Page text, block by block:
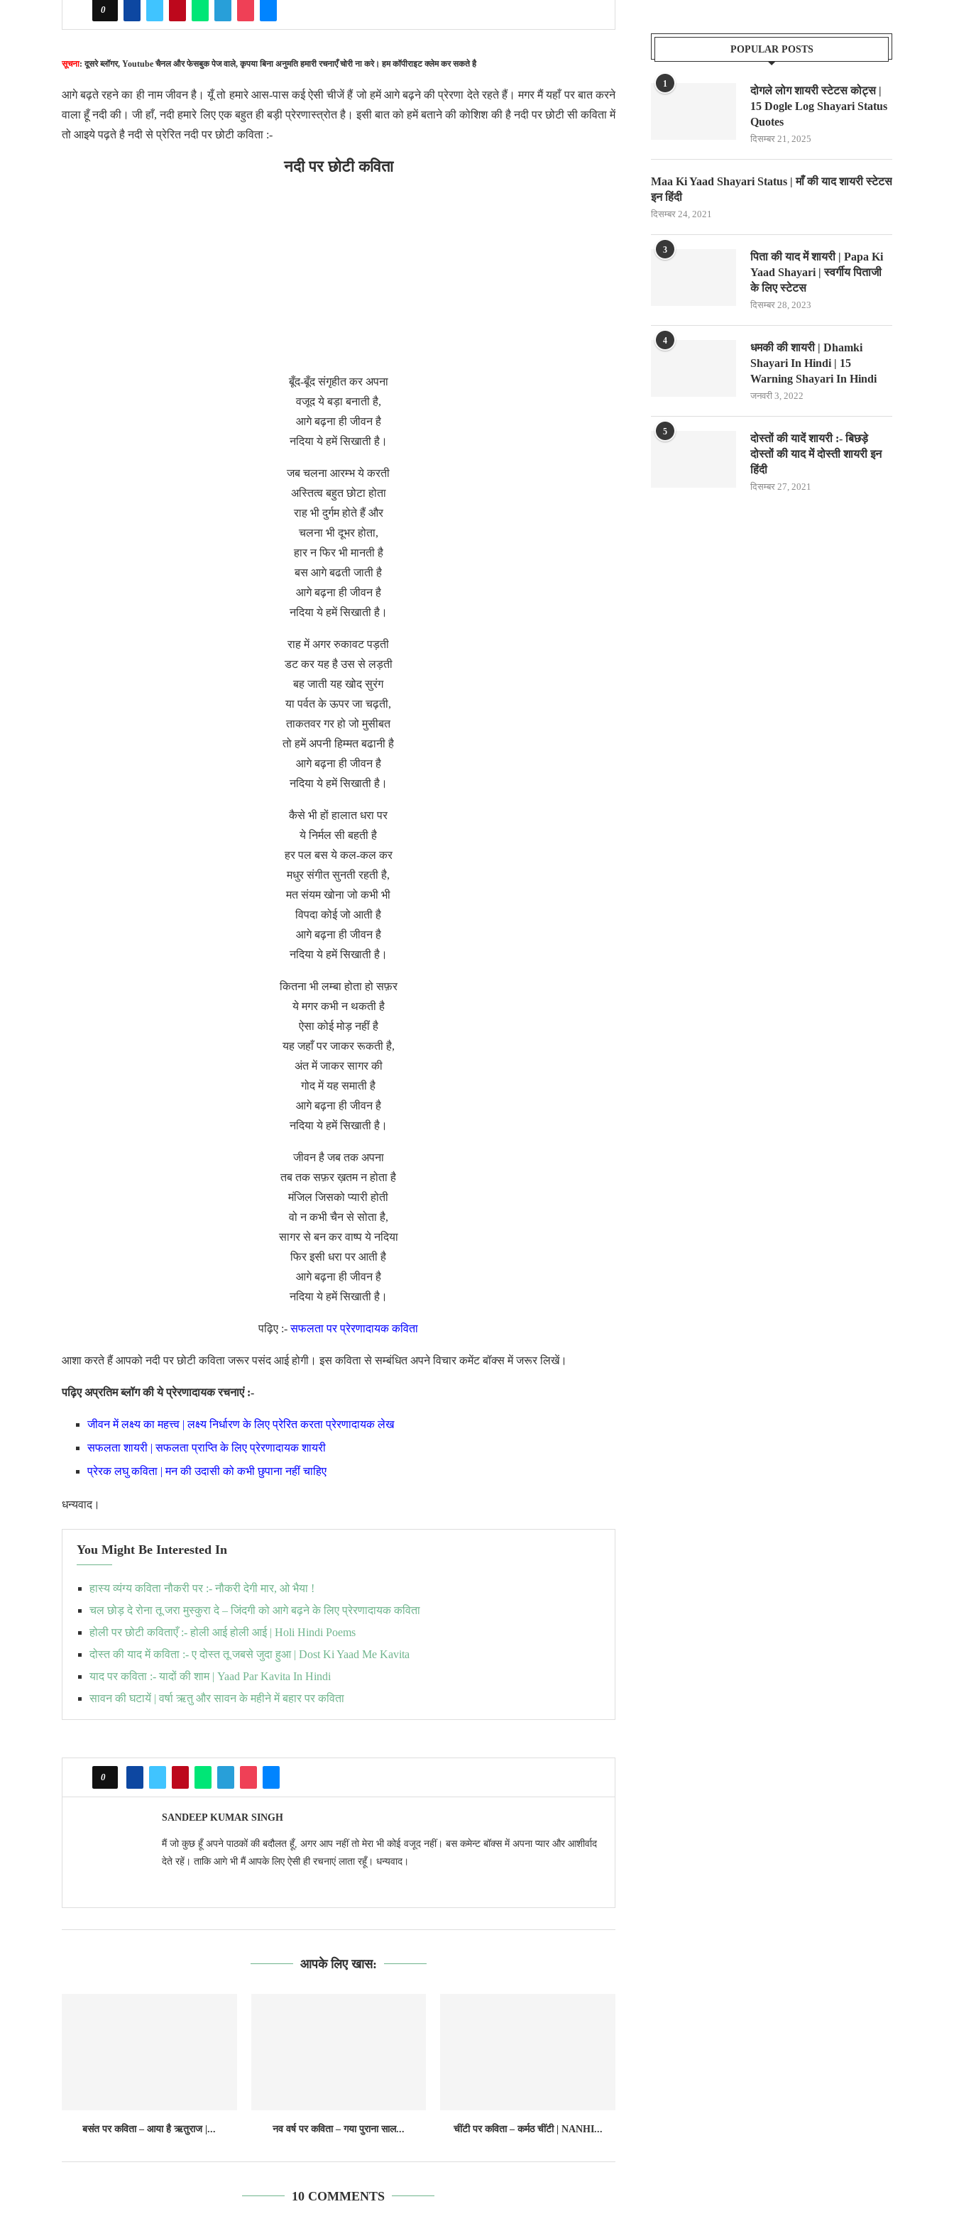
0
सूचना: दूसरे ब्लॉगर, Youtube चैनल और फेसबुक पेज वाले, कृपया बिना अनुमति हमारी रचनाएँ चोरी ना करे। हम कॉपीराइट क्लेम कर सकते है
आगे बढ़ते रहने का ही नाम जीवन है। यूँ तो हमारे आस-पास कई ऐसी चीजें हैं जो हमें आगे बढ़ने की प्रेरणा देते रहते हैं। मगर मैं यहाँ पर बात करने
वाला हूँ नदी की। जी हाँ, नदी हमारे लिए एक बहुत ही बड़ी प्रेरणास्त्रोत है। इसी बात को हमें बताने की कोशिश की है नदी पर छोटी सी कविता में
तो आइये पढ़ते है नदी से प्रेरित नदी पर छोटी कविता :-
नदी पर छोटी कविता
बूँद-बूँद संगृहीत कर अपना
वजूद ये बड़ा बनाती है,
आगे बढ़ना ही जीवन है
नदिया ये हमें सिखाती है।
जब चलना आरम्भ ये करती
अस्तित्व बहुत छोटा होता
राह भी दुर्गम होते हैं और
चलना भी दूभर होता,
हार न फिर भी मानती है
बस आगे बढती जाती है
आगे बढ़ना ही जीवन है
नदिया ये हमें सिखाती है।
राह में अगर रुकावट पड़ती
डट कर यह है उस से लड़ती
बह जाती यह खोद सुरंग
या पर्वत के ऊपर जा चढ़ती,
ताकतवर गर हो जो मुसीबत
तो हमें अपनी हिम्मत बढानी है
आगे बढ़ना ही जीवन है
नदिया ये हमें सिखाती है।
कैसे भी हों हालात धरा पर
ये निर्मल सी बहती है
हर पल बस ये कल-कल कर
मधुर संगीत सुनती रहती है,
मत संयम खोना जो कभी भी
विपदा कोई जो आती है
आगे बढ़ना ही जीवन है
नदिया ये हमें सिखाती है।
कितना भी लम्बा होता हो सफ़र
ये मगर कभी न थकती है
ऐसा कोई मोड़ नहीं है
यह जहाँ पर जाकर रूकती है,
अंत में जाकर सागर की
गोद में यह समाती है
आगे बढ़ना ही जीवन है
नदिया ये हमें सिखाती है।
जीवन है जब तक अपना
तब तक सफ़र ख़तम न होता है
मंजिल जिसको प्यारी होती
वो न कभी चैन से सोता है,
सागर से बन कर वाष्प ये नदिया
फिर इसी धरा पर आती है
आगे बढ़ना ही जीवन है
नदिया ये हमें सिखाती है।
पढ़िए :-सफलता पर प्रेरणादायक कविता
आशा करते हैं आपको नदी पर छोटी कविता जरूर पसंद आई होगी। इस कविता से सम्बंधित अपने विचार कमेंट बॉक्स में जरूर लिखें।
पढ़िए अप्रतिम ब्लॉग की ये प्रेरणादायक रचनाएं :-
जीवन में लक्ष्य का महत्त्व | लक्ष्य निर्धारण के लिए प्रेरित करता प्रेरणादायक लेख
सफलता शायरी | सफलता प्राप्ति के लिए प्रेरणादायक शायरी
प्रेरक लघु कविता | मन की उदासी को कभी छुपाना नहीं चाहिए
धन्यवाद।
You Might Be Interested In
हास्य व्यंग्य कविता नौकरी पर :- नौकरी देगी मार, ओ भैया !
चल छोड़ दे रोना तू जरा मुस्कुरा दे – जिंदगी को आगे बढ़ने के लिए प्रेरणादायक कविता
होली पर छोटी कविताएँ :- होली आई होली आई | Holi Hindi Poems
दोस्त की याद में कविता :- ए दोस्त तू जबसे जुदा हुआ | Dost Ki Yaad Me Kavita
याद पर कविता :- यादों की शाम | Yaad Par Kavita In Hindi
सावन की घटायें | वर्षा ऋतु और सावन के महीने में बहार पर कविता
0
SANDEEP KUMAR SINGH
मैं जो कुछ हूँ अपने पाठकों की बदौलत हूँ, अगर आप नहीं तो मेरा भी कोई वजूद नहीं। बस कमेन्ट बॉक्स में अपना प्यार और आशीर्वाद
देते रहें। ताकि आगे भी मैं आपके लिए ऐसी ही रचनाएं लाता रहूँ। धन्यवाद।
आपके लिए खास:
बसंत पर कविता – आया है ऋतुराज |... नव वर्ष पर कविता – गया पुराना साल... चींटी पर कविता – कर्मठ चींटी | NANHI...
10 COMMENTS
POPULAR POSTS
1
दोगले लोग शायरी स्टेटस कोट्स |
15 Dogle Log Shayari Status
Quotes
दिसम्बर 21, 2025
Maa Ki Yaad Shayari Status | माँ की याद शायरी स्टेटस
इन हिंदी
दिसम्बर 24, 2021
3
पिता की याद में शायरी | Papa Ki
Yaad Shayari | स्वर्गीय पिताजी
के लिए स्टेटस
दिसम्बर 28, 2023
4
धमकी की शायरी | Dhamki
Shayari In Hindi | 15
Warning Shayari In Hindi
जनवरी 3, 2022
5
दोस्तों की यादें शायरी :- बिछड़े
दोस्तों की याद में दोस्ती शायरी इन
हिंदी
दिसम्बर 27, 2021